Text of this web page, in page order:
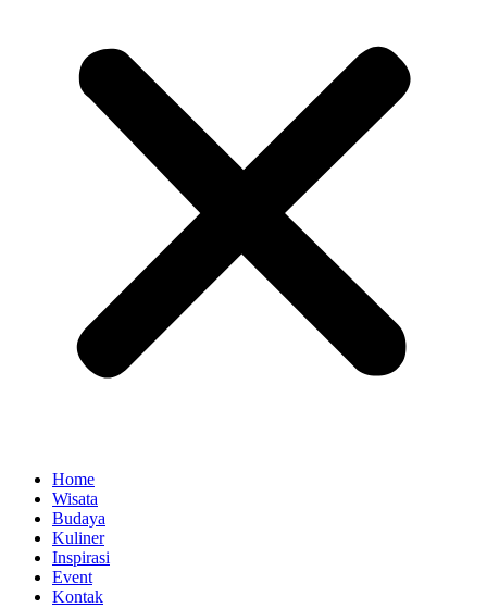
Home
Wisata
Budaya
Kuliner
Inspirasi
Event
Kontak